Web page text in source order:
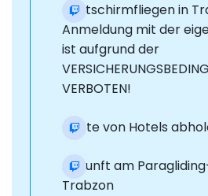
Gleitschirmfliegen in
Anmeldung mit der
ist aufgrund der
VERBOTEN!
Gäste von Hotels
Ankunft am
Trabzon